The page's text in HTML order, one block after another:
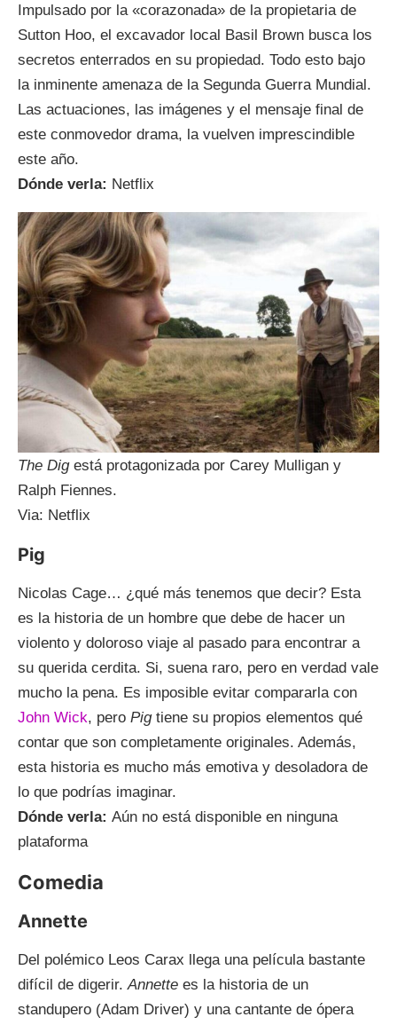
Impulsado por la «corazonada» de la propietaria de
Sutton Hoo, el excavador local Basil Brown busca los
secretos enterrados en su propiedad. Todo esto bajo
la inminente amenaza de la Segunda Guerra Mundial.
Las actuaciones, las imágenes y el mensaje final de
este conmovedor drama, la vuelven imprescindible
este año.
Dónde verla: Netflix
The Dig está protagonizada por Carey Mulligan y
Ralph Fiennes.
Via: Netflix
Pig
Nicolas Cage… ¿qué más tenemos que decir? Esta
es la historia de un hombre que debe de hacer un
violento y doloroso viaje al pasado para encontrar a
su querida cerdita. Si, suena raro, pero en verdad vale
mucho la pena. Es imposible evitar compararla con
John Wick, pero Pigtiene su propios elementos qué
contar que son completamente originales. Además,
esta historia es mucho más emotiva y desoladora de
lo que podrías imaginar.
Dónde verla: Aún no está disponible en ninguna
plataforma
Comedia
Annette
Del polémico Leos Carax llega una película bastante
difícil de digerir. Annette es la historia de un
standupero (Adam Driver) y una cantante de ópera